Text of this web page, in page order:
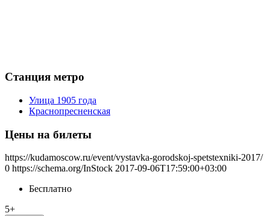
Станция метро
Улица 1905 года
Краснопресненская
Цены на билеты
https://kudamoscow.ru/event/vystavka-gorodskoj-spetstexniki-2017/
0 https://schema.org/InStock 2017-09-06T17:59:00+03:00
Бесплатно
5+